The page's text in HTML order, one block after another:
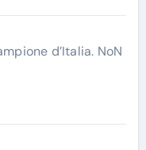
d’Italia. NoN